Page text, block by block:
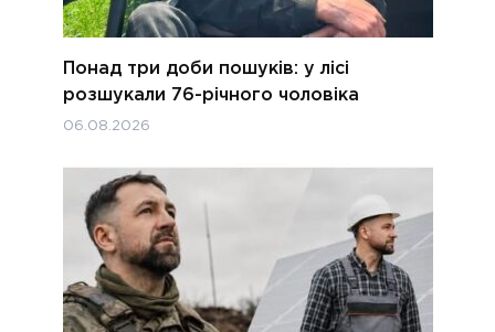
Понад три доби пошуків: у лісі
розшукали 76-річного чоловіка
06.08.2026